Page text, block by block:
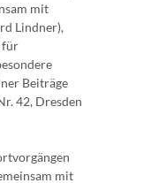
mit
Lindner),
für
Beiträge
42, Dresden
mit